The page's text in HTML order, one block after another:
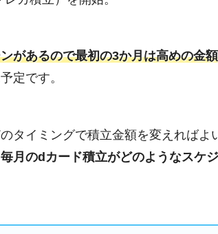
があるので最初の3か月は高めの金
定です。
タイミングで積立金額を変えればよ
毎月のdカード積立がどのようなスケ